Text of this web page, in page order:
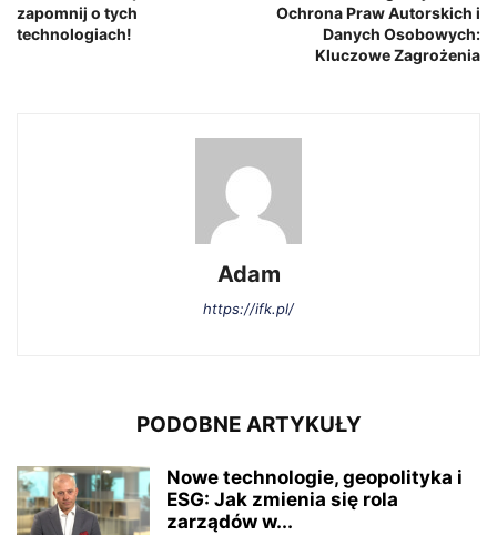
zapomnij o tych
technologiach!
Ochrona Praw Autorskich i
Danych Osobowych:
Kluczowe Zagrożenia
Adam
https://ifk.pl/
PODOBNE ARTYKUŁY
Nowe technologie, geopolityka i
ESG: Jak zmienia się rola
zarządów w...